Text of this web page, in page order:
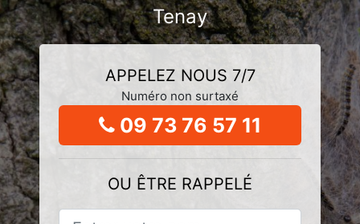
Tenay
APPELEZ NOUS 7/7
Numéro non surtaxé
09 73 76 57 11
OU ÊTRE RAPPELÉ